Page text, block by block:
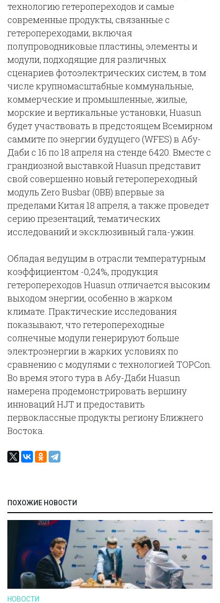
технологию гетеропереходов и самые
современные продукты, связанные с
гетеропереходами, включая
полупроводниковые пластины, элементы и
модули, подходящие для различных
сценариев фотоэлектрических систем, в том
числе крупномасштабные коммунальные,
коммерческие и промышленные, жилые,
морские и вертикальные установки, Huasun
будет участвовать в предстоящем Всемирном
саммите по энергии будущего (WFES) в Абу-
Даби с 16 по 18 апреля на стенде 6420. Вместе с
грандиозной выставкой Huasun представит
свой совершенно новый гетеропереходный
модуль Zero Busbar (0BB) впервые за
пределами Китая 18 апреля, а также проведет
серию презентаций, тематических
исследований и эксклюзивный гала-ужин.
Обладая ведущим в отрасли температурным
коэффициентом -0,24%, продукция
гетеропереходов Huasun отличается высоким
выходом энергии, особенно в жарком
климате. Практические исследования
показывают, что гетеропереходные
солнечные модули генерируют больше
электроэнергии в жарких условиях по
сравнению с модулями с технологией TOPCon.
Во время этого тура в Абу-Даби Huasun
намерена продемонстрировать вершину
инноваций HJT и предоставить
первоклассные продукты региону Ближнего
Востока.
ПОХОЖИЕ НОВОСТИ
НОВОСТИ